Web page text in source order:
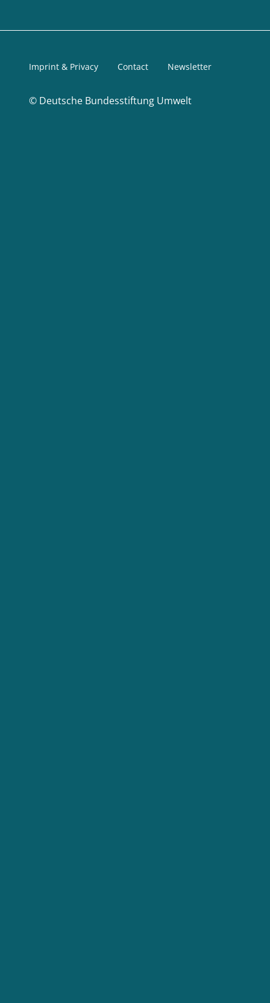
© Deutsche Bundesstiftung Umwelt
Imprint & Privacy Contact Newsletter